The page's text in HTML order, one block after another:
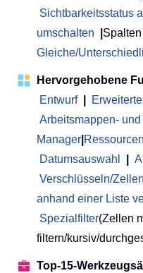
Sichtbarkeitsstatus
umschalten
Gleiche/
Hervorgehobene
Entwurf
Arbeitsmappen- und
Manager
Datumsauswahl
Verschlüsseln/
anhand einer Liste
Spezialfilter(Zellen
filtern/kursiv/
Top-15-